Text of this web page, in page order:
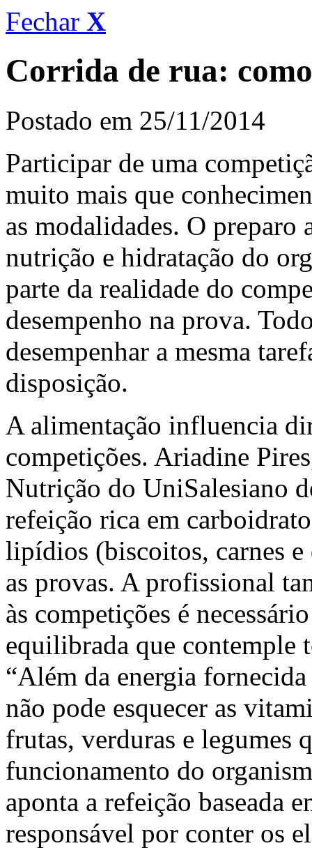
Fechar X
Corrida de rua:
Postado em 25/11/2014
Participar de uma
muito mais que
as modalidades. O preparo
nutrição e hidratação do
parte da realidade do
desempenho na prova.
desempenhar a mesma
disposição.
A alimentação influencia
competições. Ariadine
Nutrição do UniSalesiano
refeição rica em
lipídios (biscoitos, carnes
as provas. A profissional
às competições é
equilibrada que contemple
“Além da energia
não pode esquecer as
frutas, verduras e legumes
funcionamento do
aponta a refeição baseada
responsável por conter os